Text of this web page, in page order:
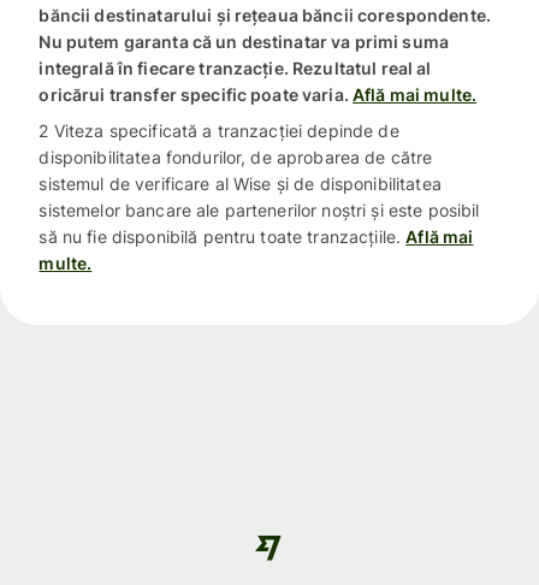
băncii destinatarului și rețeaua băncii corespondente.
Nu putem garanta că un destinatar va primi suma
integrală în fiecare tranzacție. Rezultatul real al
oricărui transfer specific poate varia. Află mai multe.
2 Viteza specificată a tranzacției depinde de
disponibilitatea fondurilor, de aprobarea de către
sistemul de verificare al Wise și de disponibilitatea
sistemelor bancare ale partenerilor noștri și este posibil
să nu fie disponibilă pentru toate tranzacțiile. Află mai
multe.